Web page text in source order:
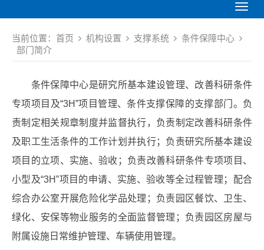
当前位置： 首页 机构设置 支撑系统
条件保障中心
部门简介
条件保障中心是研究所基本建设管理、改善科研条件
专项项目及“3H”项目管理、条件支撑保障的支撑部门。负
责制定相关规章制度并监督执行，负责制定改善科研条件
及职工生活条件的工作计划并执行；负责研究所基本建设
项目的立项、实施、验收；负责改善科研条件专项项目、
小型及“3H”项目的申请、实施、验收等全过程管理；配合
综合办公室开展危险化学品处理；负责园区餐饮、卫生、
绿化、安保等物业服务的全面监督管理；负责园区房屋与
附属设施日常维护管理、车辆使用管理。